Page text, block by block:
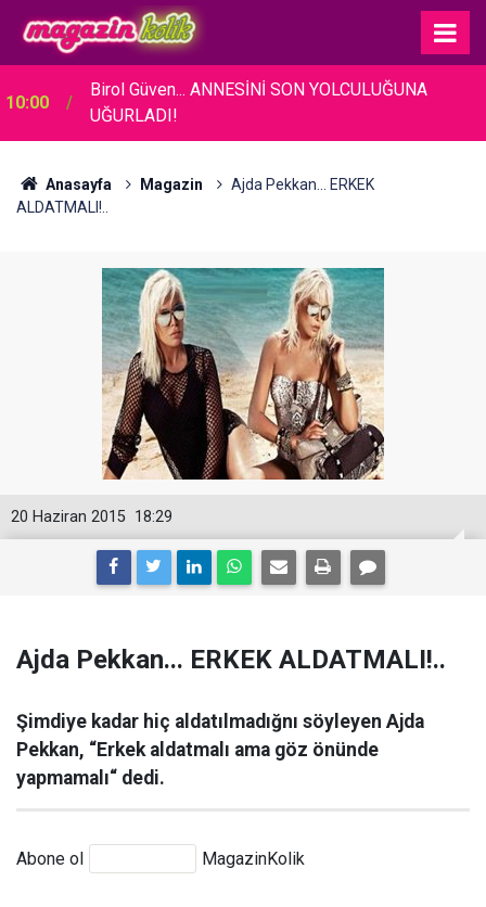
04:16 Güner Özkul... BABASININ TELİF DAVASI ZAFERİ!
Anasayfa Magazin
Ajda Pekkan... ERKEK
ALDATMALI!..
18:29
20 Haziran 2015
Ajda Pekkan... ERKEK ALDATMALI!..
Şimdiye kadar hiç aldatılmadığnı söyleyen Ajda
Pekkan, “Erkek aldatmalı ama göz önünde
yapmamalı“ dedi.
Abone ol MagazinKolik